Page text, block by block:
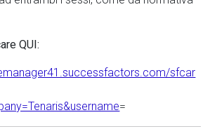
QUI:
sfcar
=